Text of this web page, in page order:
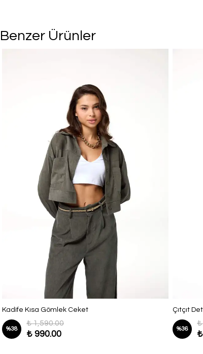
Benzer Ürünler
Kadife Kısa Gömlek Ceket
%38
₺ 1,590.00
₺ 990.00
Çıtçıt
%36
₺